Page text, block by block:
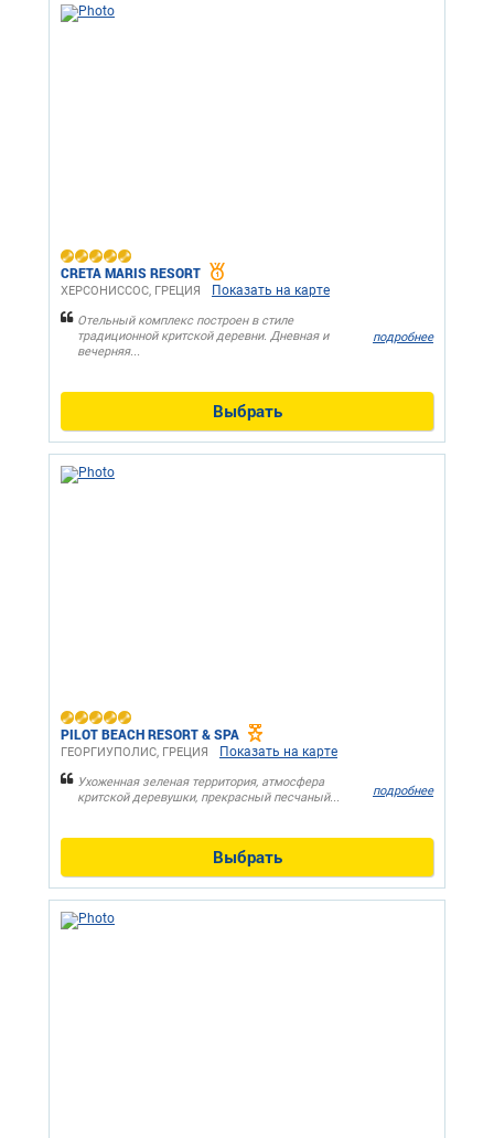
CRETA MARIS RESORT
ХЕРСОНИССОС, ГРЕЦИЯ Показать на карте
Отельный комплекс построен в стиле
традиционной критской деревни. Дневная и
вечерняя...
подробнее
Выбрать
PILOT BEACH RESORT & SPA
ГЕОРГИУПОЛИС, ГРЕЦИЯ Показать на карте
Ухоженная зеленая территория, атмосфера
критской деревушки, прекрасный песчаный...
подробнее
Выбрать